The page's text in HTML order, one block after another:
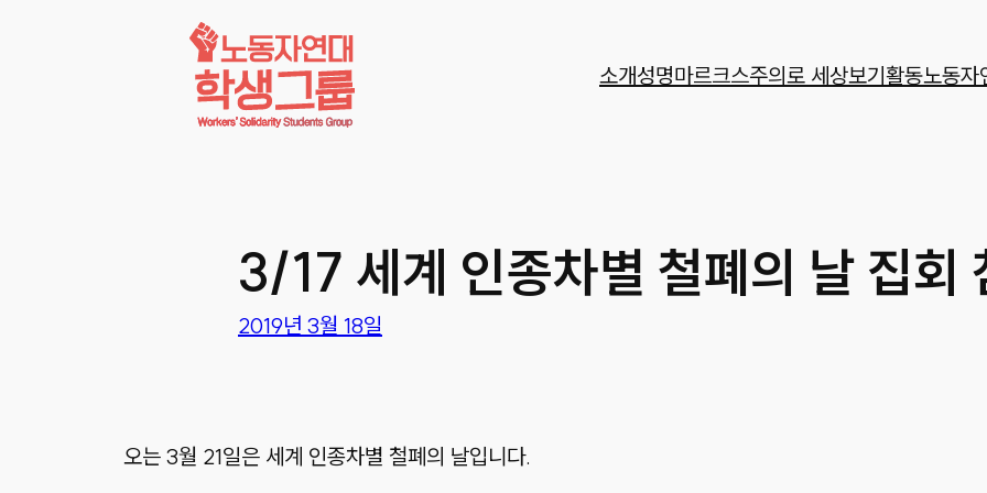
소개성명마르크스주의로 세상보기활동노동자
3/17 세계 인종차별 철폐의 날 집회
2019년 3월 18일
오는 3월 21일은 세계 인종차별 철폐의 날입니다.